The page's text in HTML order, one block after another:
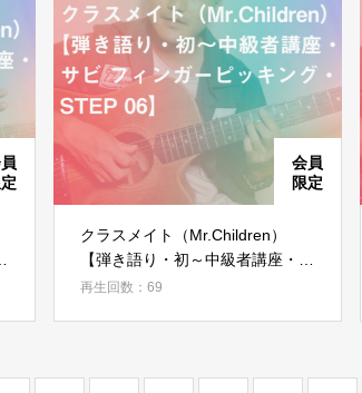
クラスメイト（Mr.Children）
【弾き語り・初～中級者講座・サ
ビ フィンガーピッキング・STEP
再生回数：69